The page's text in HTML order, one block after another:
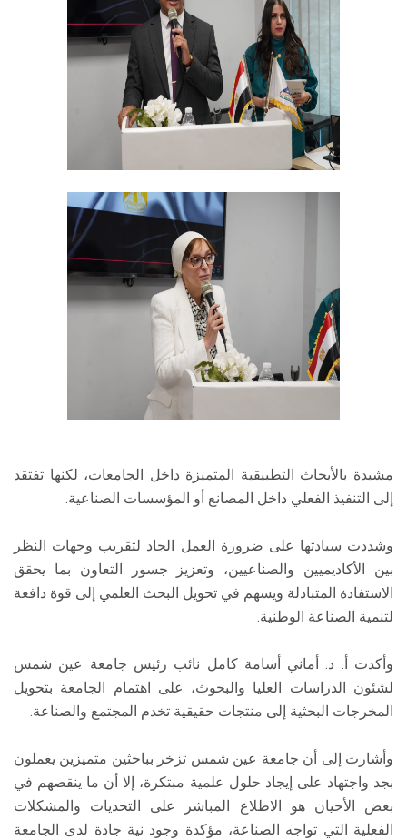
مشيدة بالأبحاث التطبيقية المتميزة داخل الجامعات، لكنها تفتقد
إلى التنفيذ الفعلي داخل المصانع أو المؤسسات الصناعية.
وشددت سيادتها على ضرورة العمل الجاد لتقريب وجهات النظر
بين الأكاديميين والصناعيين، وتعزيز جسور التعاون بما يحقق
الاستفادة المتبادلة ويسهم في تحويل البحث العلمي إلى قوة دافعة
لتنمية الصناعة الوطنية.
وأكدت أ. د. أماني أسامة كامل نائب رئيس جامعة عين شمس
لشئون الدراسات العليا والبحوث، على اهتمام الجامعة بتحويل
المخرجات البحثية إلى منتجات حقيقية تخدم المجتمع والصناعة.
وأشارت إلى أن جامعة عين شمس تزخر بباحثين متميزين يعملون
بجد واجتهاد على إيجاد حلول علمية مبتكرة، إلا أن ما ينقصهم في
بعض الأحيان هو الاطلاع المباشر على التحديات والمشكلات
الفعلية التي تواجه الصناعة، مؤكدة وجود نية جادة لدى الجامعة